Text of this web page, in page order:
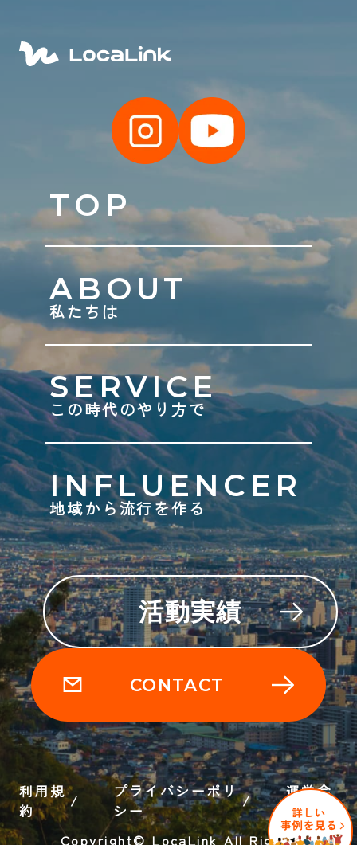
TOP
ABOUT
私たちは
SERVICE
この時代のやり方で
INFLUENCER
地域から流行を作る
活動実績
CONTACT
利用規
約
プライバシーポリ
シー
運営会
社
Copyright© LocaLink All Rights